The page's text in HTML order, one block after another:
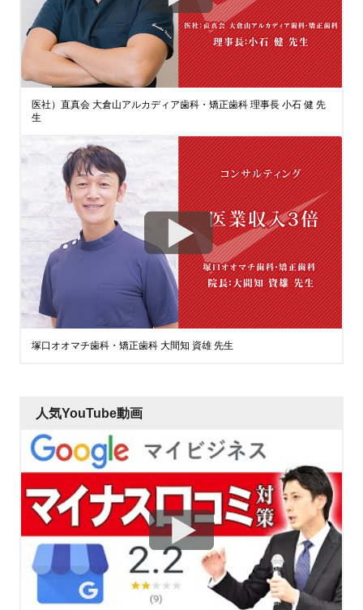
医社）直真会 大倉山アルカディア歯科・矯正歯科 理事長 小石 健 先
生
塚口オオマチ歯科・矯正歯科 大間知 資雄 先生
人気YouTube動画